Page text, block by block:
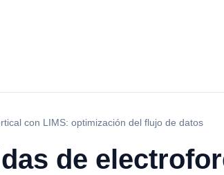
con LIMS: optimización del flujo de datos
de